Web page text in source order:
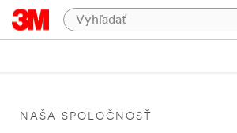
NAŠA SPOLOČNOSŤ